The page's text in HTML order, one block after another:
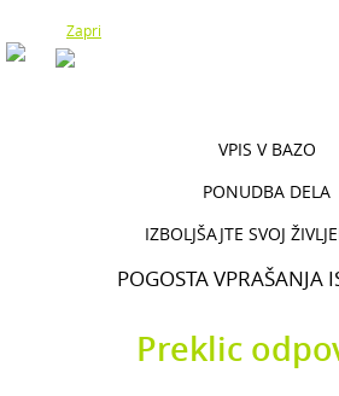
Zapri
VPIS V BAZO
PONUDBA DELA
IZBOLJŠAJTE SVOJ
POGOSTA VPRAŠANJA
Preklic